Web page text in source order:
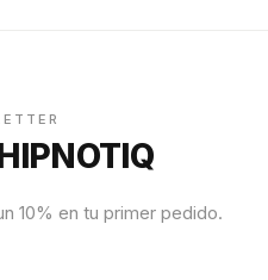
10% en tu primer pedido.